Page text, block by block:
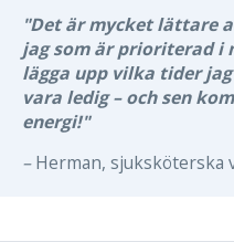
"Det är mycket lättare
jag som är prioriterad i
lägga upp vilka tider
vara ledig – och sen
energi!"
–Herman, sjuksköterska